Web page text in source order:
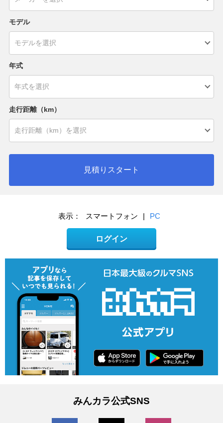
モデル
年式
走行距離（km）
見積りスタート
表示： スマートフォン | PC
ログイン
みんカラ公式SNS